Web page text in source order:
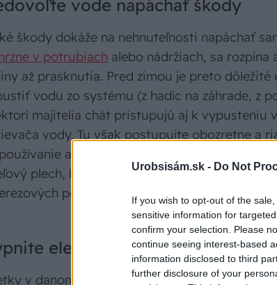
Urobsisám.sk - Do Not
If you wish to opt-out of the
sensitive information for
confirm your selection. Please
continue seeing interest-based
information disclosed to third
further disclosure of your
vode napáchať škody
škody dokáže na nehnuteľnosti napáchať
v potrubiach alebo nádržiach, sa rozpína
až prasknutia. Pred zimou je preto
vodu zo systému (z hadíc na záhrade, z
majitelia chát pristupujú aj k vypusteniu
vody. Tu však postupujte obozretne a
a prevádzkovanie. Prázdny bojler,
plech, bude totiž bez vody náchylný na
povrchoch je toto riziko nízke.
elektrické spotrebiče
v danom období nepoužívané elektrické